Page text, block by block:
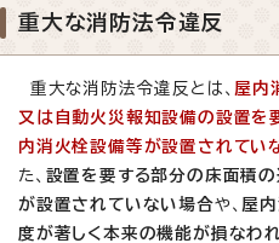
重大な消防法令違反
重大な消防法令違反とは、 屋内
又は自動火災報知設備の設置を
内消火栓設備等が設置されてい
た、 設置を要する部分の床面積
が設置されていない場合や、 屋
度が著しく本来の機能が損なわ